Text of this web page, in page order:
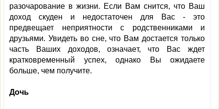
разочарование в жизни. Если Вам снится, что Ваш
доход скуден и недостаточен для Вас - это
предвещает неприятности с родственниками и
друзьями. Увидеть во сне, что Вам достается только
часть Ваших доходов, означает, что Вас ждет
кратковременный успех, однако Вы ожидаете
больше, чем получите.
Дочь